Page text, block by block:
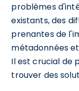
problèmes
existants, des
prenantes de
métadonnées
Il est crucial de
trouver des